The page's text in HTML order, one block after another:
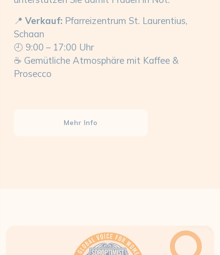
📍 Verkauf: Pfarreizentrum St. Laurentius,
Schaan
🕘 9:00 – 17:00 Uhr
☕ Gemütliche Atmosphäre mit Kaffee &
Prosecco
Mehr Info